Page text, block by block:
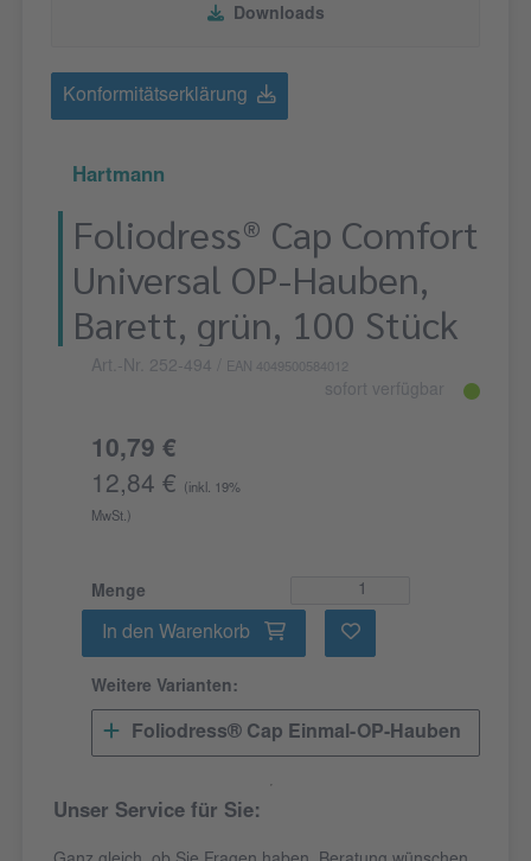
Downloads
Konformitätserklärung
Hartmann
Foliodress® Cap Comfort
Universal OP-Hauben,
Barett, grün, 100 Stück
Art.-Nr. 252-494 EAN 4049500584012
sofort verfügbar
10,79 €
12,84 €
(inkl. 19%
MwSt.)
Menge
In den Warenkorb
Weitere Varianten:
Foliodress® Cap Einmal-OP-Hauben
Unser Service für Sie: